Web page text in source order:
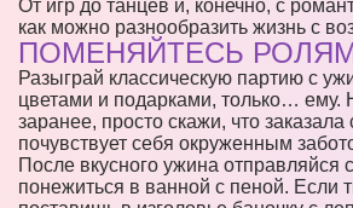
От игр до танцев и, конечно, с
как можно разнообразить жизнь с
ПОМЕНЯЙТЕСЬ
Разыграй классическую партию с
цветами и подарками, только… ему.
заранее, просто скажи, что заказала
почувствует себя окруженным
После вкусного ужина
понежиться в ванной с пеной. Если